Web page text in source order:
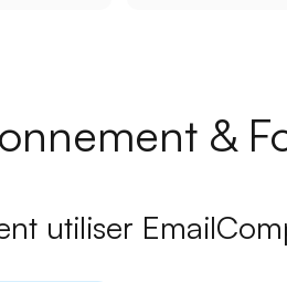
&
utiliser